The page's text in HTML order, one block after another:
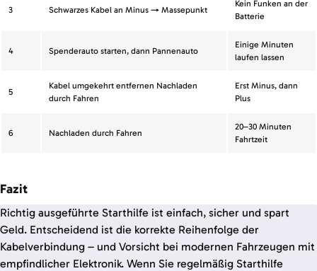
3 Schwarzes Kabel an Minus → Massepunkt
Kein Funken an der
Batterie
4 Spenderauto starten, dann Pannenauto
Einige Minuten
laufen lassen
5
Kabel umgekehrt entfernen Nachladen
durch Fahren
Erst Minus, dann
Plus
6 Nachladen durch Fahren
20–30 Minuten
Fahrtzeit
Fazit
Richtig ausgeführte Starthilfe ist einfach, sicher und spart
Geld. Entscheidend ist die korrekte Reihenfolge der
Kabelverbindung – und Vorsicht bei modernen Fahrzeugen mit
empfindlicher Elektronik. Wenn Sie regelmäßig Starthilfe